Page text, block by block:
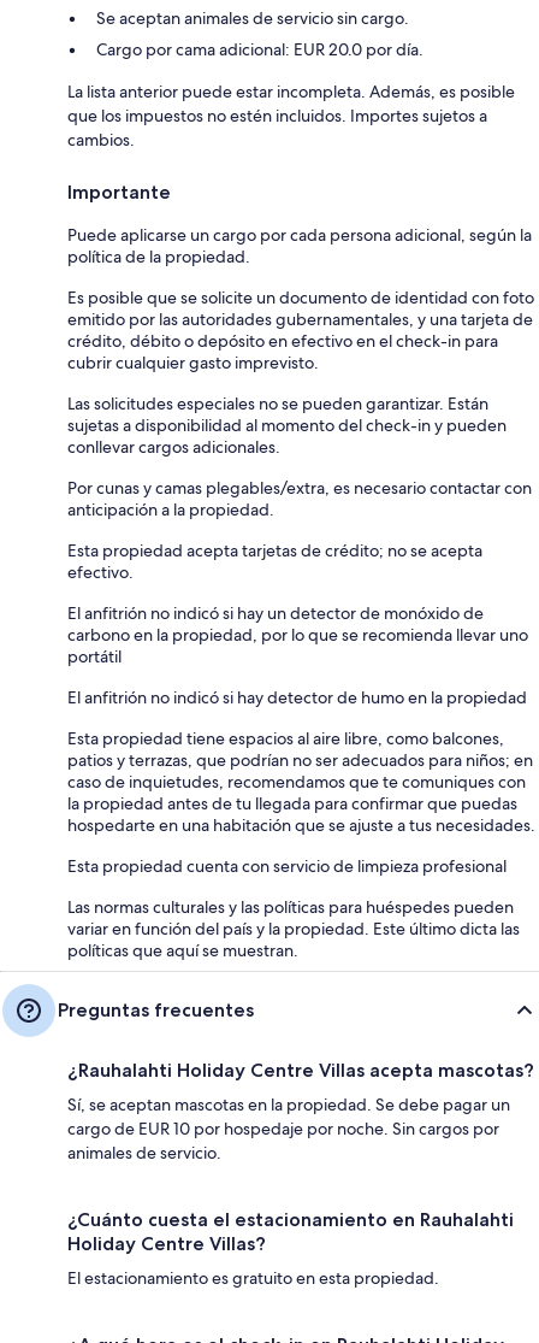
Se aceptan animales de servicio sin cargo.
Cargo por cama adicional: EUR 20.0 por día.
La lista anterior puede estar incompleta. Además, es posible
que los impuestos no estén incluidos. Importes sujetos a
cambios.
Importante
Puede aplicarse un cargo por cada persona adicional, según la
política de la propiedad.
Es posible que se solicite un documento de identidad con foto
emitido por las autoridades gubernamentales, y una tarjeta de
crédito, débito o depósito en efectivo en el check-in para
cubrir cualquier gasto imprevisto.
Las solicitudes especiales no se pueden garantizar. Están
sujetas a disponibilidad al momento del check-in y pueden
conllevar cargos adicionales.
Por cunas y camas plegables/extra, es necesario contactar con
anticipación a la propiedad.
Esta propiedad acepta tarjetas de crédito; no se acepta
efectivo.
El anfitrión no indicó si hay un detector de monóxido de
carbono en la propiedad, por lo que se recomienda llevar uno
portátil
El anfitrión no indicó si hay detector de humo en la propiedad
Esta propiedad tiene espacios al aire libre, como balcones,
patios y terrazas, que podrían no ser adecuados para niños; en
caso de inquietudes, recomendamos que te comuniques con
la propiedad antes de tu llegada para confirmar que puedas
hospedarte en una habitación que se ajuste a tus necesidades.
Esta propiedad cuenta con servicio de limpieza profesional
Las normas culturales y las políticas para huéspedes pueden
variar en función del país y la propiedad. Este último dicta las
políticas que aquí se muestran.
Preguntas frecuentes
¿Rauhalahti Holiday Centre Villas acepta mascotas?
Sí, se aceptan mascotas en la propiedad. Se debe pagar un
cargo de EUR 10 por hospedaje por noche. Sin cargos por
animales de servicio.
¿Cuánto cuesta el estacionamiento en Rauhalahti
Holiday Centre Villas?
El estacionamiento es gratuito en esta propiedad.